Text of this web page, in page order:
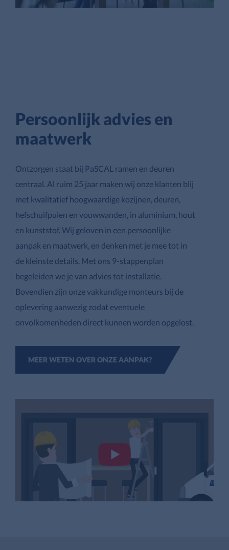
Persoonlijk advies en
maatwerk
Ontzorgen staat bij PaSCAL ramen en deuren
centraal. Al ruim 25 jaar maken wij onze klanten blij
met kwalitatief hoogwaardige kozijnen, deuren,
hefschuifpuien en vouwwanden, in aluminium, hout
en kunststof. Wij geloven in een persoonlijke
aanpak en maatwerk, en denken met je mee tot in
de kleinste details. Met ons 9-stappenplan
begeleiden we je van advies tot installatie.
Bovendien zijn onze vakkundige monteurs bij de
oplevering aanwezig zodat eventuele
onvolkomenheden direct kunnen worden opgelost.
MEER WETEN OVER ONZE AANPAK?